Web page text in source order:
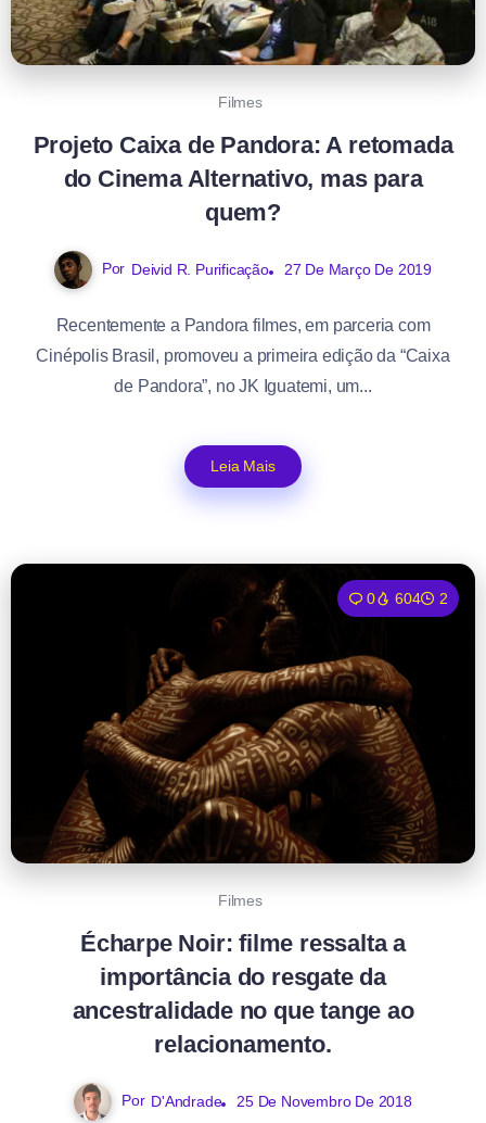
Filmes
Projeto Caixa de Pandora: A retomada
do Cinema Alternativo, mas para
quem?
Por Deivid R. Purificação 27 De Março De 2019
Recentemente a Pandora filmes, em parceria com
Cinépolis Brasil, promoveu a primeira edição da “Caixa
de Pandora”, no JK Iguatemi, um...
Leia Mais
0 604 2
Filmes
Écharpe Noir: filme ressalta a
importância do resgate da
ancestralidade no que tange ao
relacionamento.
Por D'Andrade 25 De Novembro De 2018